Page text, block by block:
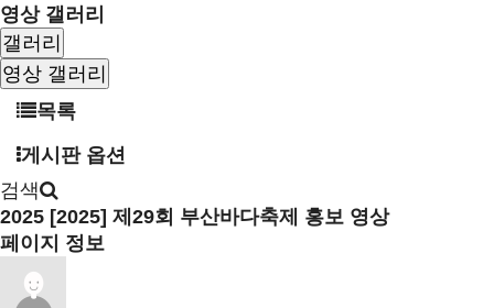
영상 갤러리
갤러리
영상 갤러리
목록
게시판 옵션
검색
2025 [2025] 제29회 부산바다축제 홍보 영상
페이지 정보